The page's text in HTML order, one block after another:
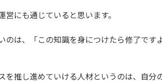
にも通じていると思います。
のは、「この知識を身につけたら修了で
を推し進めていける人材というのは、自